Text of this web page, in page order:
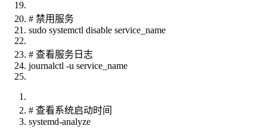
# 禁用服务
sudo systemctl disable service_name
# 查看服务日志
journalctl -u service_name
# 查看系统启动时间
systemd-analyze